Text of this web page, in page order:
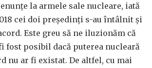
la armele sale nucleare, iată
cei doi președinți s-au întâlnit și
Este greu să ne iluzionăm că
fost posibil dacă puterea nucleară
nu ar fi existat. De altfel, cu mai